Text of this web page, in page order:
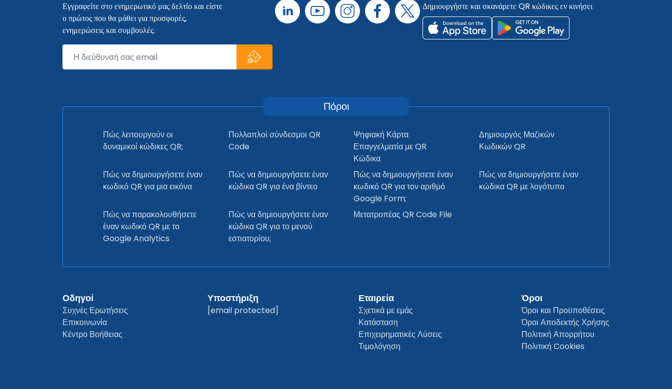
Εγγραφείτε στο ενημερωτικό μας δελτίο και είστε
ο πρώτος που θα μάθει για προσφορές,
ενημερώσεις και συμβουλές.
Δημιουργήστε και σκανάρετε QR κώδικες εν κινήσει
Πόροι
Πώς λειτουργούν οι
δυναμικοί κώδικες QR;
Πολλαπλοί σύνδεσμοι QR
Code
Ψηφιακή Κάρτα
Επαγγελματία με QR
Κώδικα
Δημιουργός Μαζικών
Κωδικών QR
Πώς να δημιουργήσετε έναν
κωδικό QR για μια εικόνα
Πώς να δημιουργήσετε έναν
κώδικα QR για ένα βίντεο
Πώς να δημιουργήσετε έναν
κωδικό QR για τον αριθμό
Google Form;
Πώς να δημιουργήσετε έναν
κώδικα QR με λογότυπο
Πώς να παρακολουθήσετε
έναν κωδικό QR με το
Google Analytics
Πώς να δημιουργήσετε έναν
κώδικα QR για το μενού
εστιατορίου;
Μετατροπέας QR Code File
Οδηγοί
Συχνές Ερωτήσεις
Επικοινωνία
Κέντρο Βοήθειας
Υποστήριξη
[email protected]
Εταιρεία
Σχετικά με εμάς
Κατάσταση
Επιχειρηματικές Λύσεις
Τιμολόγηση
Όροι
Όροι και Προϋποθέσεις
Όροι Αποδεκτής Χρήσης
Πολιτική Απορρήτου
Πολιτική Cookies